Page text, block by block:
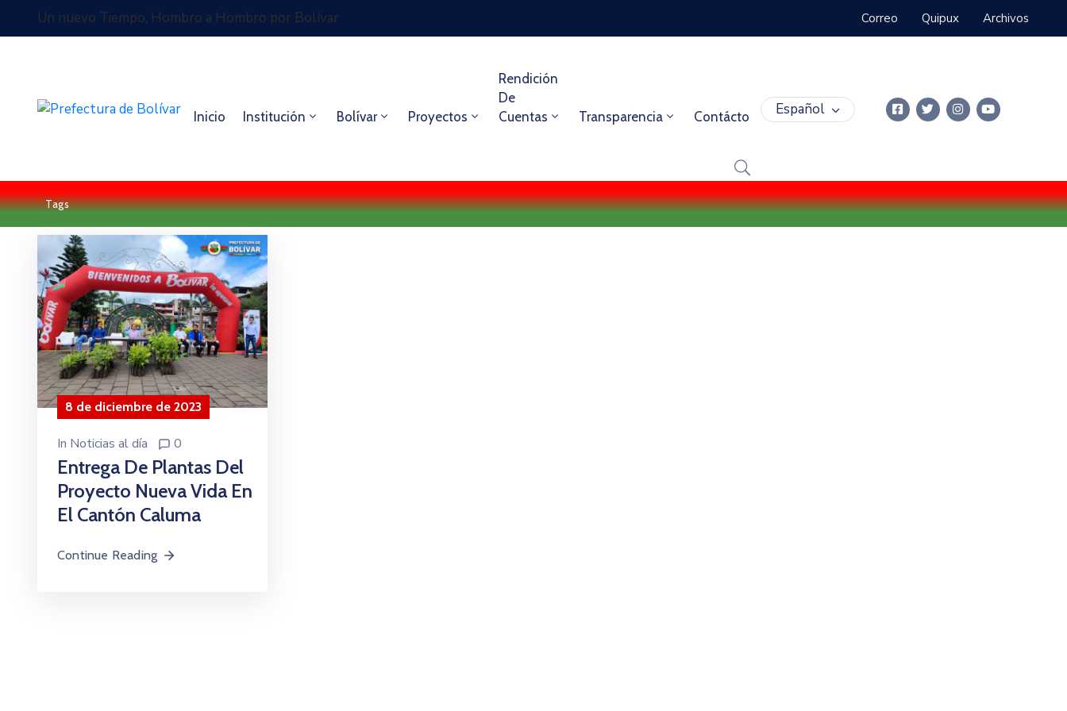
Un nuevo Tiempo, Hombro a Hombro por Bolívar Correo Quipux Archivos
Inicio Institución Bolívar Proyectos
Rendición
De
Cuentas
Transparencia Contácto Español
Tags
8 de diciembre de 2023
In Noticias al día 0
Entrega De Plantas Del
Proyecto Nueva Vida En
El Cantón Caluma
Continue Reading